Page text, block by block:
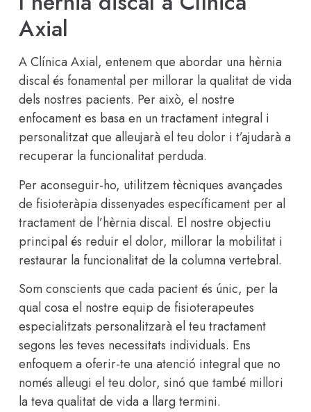
Axial
A Clínica Axial, entenem que abordar una hèrnia
discal és fonamental per millorar la qualitat de vida
dels nostres pacients. Per això, el nostre
enfocament es basa en un tractament integral i
personalitzat que alleujarà el teu dolor i t’ajudarà a
recuperar la funcionalitat perduda.
Per aconseguir-ho, utilitzem tècniques avançades
de fisioteràpia dissenyades específicament per al
tractament de l’hèrnia discal. El nostre objectiu
principal és reduir el dolor, millorar la mobilitat i
restaurar la funcionalitat de la columna vertebral.
Som conscients que cada pacient és únic, per la
qual cosa el nostre equip de fisioterapeutes
especialitzats personalitzarà el teu tractament
segons les teves necessitats individuals. Ens
enfoquem a oferir-te una atenció integral que no
només alleugi el teu dolor, sinó que també millori
la teva qualitat de vida a llarg termini.